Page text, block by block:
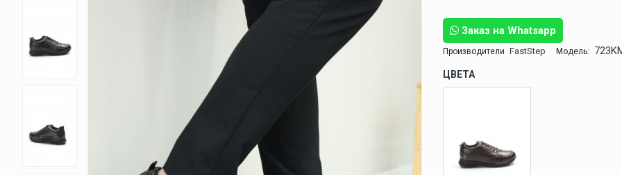
Заказ на Whatsapp
Производители FastStep Модель:
ЦВЕТА